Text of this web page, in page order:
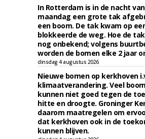
In Rotterdam is in de nacht
maandag een grote tak
een boom. De tak kwam op
blokkeerde de weg. Hoe de
nog onbekend; volgens
worden de bomen elke 2 jaar
dinsdag 4 augustus 2026
Nieuwe bomen op kerkhoven
klimaatverandering. Veel
kunnen niet goed tegen de
hitte en droogte. Groninger
daarom maatregelen om
dat kerkhoven ook in de
kunnen blijven.